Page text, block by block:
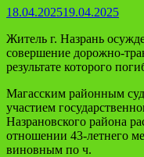
18.04.202519.04.2025
Житель г. Назрань
совершение дорожно-
результате которого
Магасским районным
участием
Назрановского района
отношении 43-летнего
виновным по ч.